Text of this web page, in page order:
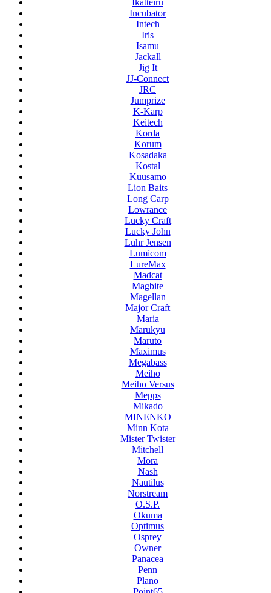
Ikatteiru
Incubator
Intech
Iris
Isamu
Jackall
Jig It
JJ-Connect
JRC
Jumprize
K-Karp
Keitech
Korda
Korum
Kosadaka
Kostal
Kuusamo
Lion Baits
Long Carp
Lowrance
Lucky Craft
Lucky John
Luhr Jensen
Lumicom
LureMax
Madcat
Magbite
Magellan
Major Craft
Maria
Marukyu
Maruto
Maximus
Megabass
Meiho
Meiho Versus
Mepps
Mikado
MINENKO
Minn Kota
Mister Twister
Mitchell
Mora
Nash
Nautilus
Norstream
O.S.P.
Okuma
Optimus
Osprey
Owner
Panacea
Penn
Plano